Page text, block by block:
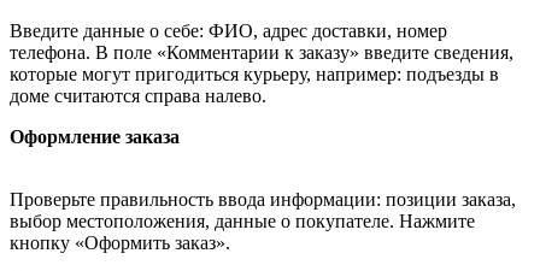
Введите данные о себе: ФИО, адрес доставки, номер
телефона. В поле «Комментарии к заказу» введите сведения,
которые могут пригодиться курьеру, например: подъезды в
доме считаются справа налево.
Оформление заказа
Проверьте правильность ввода информации: позиции заказа,
выбор местоположения, данные о покупателе. Нажмите
кнопку «Оформить заказ».